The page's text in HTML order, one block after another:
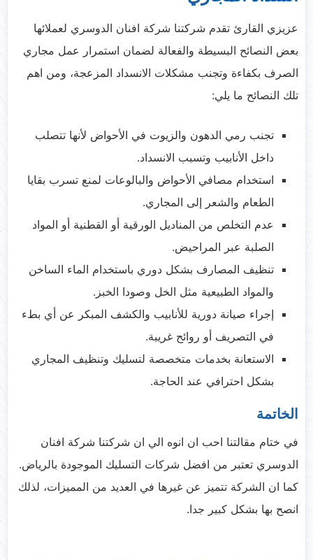
عزيزي القارئ تقدم شركتنا شركة افنان الدوسري لعملائها
بعض النصائح البسيطة والفعالة لضمان استمرار عمل مجاري
الصرف بكفاءة وتجنب مشكلات الانسداد المزعجة، ومن اهم
تلك النصائح ما يلي:
تجنب رمي الدهون والزيوت في الأحواض لأنها تتصلب
داخل الأنابيب وتسبب الانسداد.
استخدام مصافي الأحواض والبالوعات لمنع تسرب بقايا
الطعام والشعر إلى المجاري.
عدم التخلص من المناديل الورقية أو القطنية أو المواد
الصلبة عبر المراحيض.
تنظيف المصارف بشكل دوري باستخدام الماء الساخن
والمواد الطبيعية مثل الخل وصودا الخبز.
إجراء صيانة دورية للأنابيب والكشف المبكر عن أي بطء
في التصريف أو روائح غريبة.
الاستعانة بخدمات متخصصة لتسليك وتنظيف المجاري
بشكل احترافي عند الحاجة.
الخاتمة
في ختام مقالتنا احب ان انوه الي ان شركتنا شركة افنان
الدوسري تعتبر من افضل شركات التسليك الموجودة بالرياض.
كما ان الشركة تتميز عن غيرها في العديد من المميزات، لذلك
انصح بها بشكل كبير جدا.